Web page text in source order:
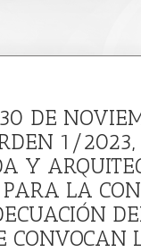
DE
1/2023,
Y
LA